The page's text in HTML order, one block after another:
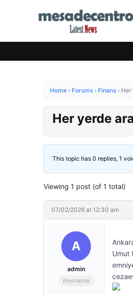
Home › Forums › Finans › Her
Her yerde
This topic has 0 replies, 1
Viewing 1 post (of 1 total)
07/02/2026 at 12:30 am
A
admin
Keymaster
Umut